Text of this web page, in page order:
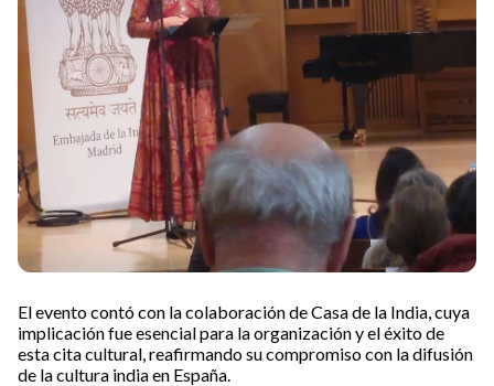
El evento contó con la colaboración de Casa de la India, cuya
implicación fue esencial para la organización y el éxito de
esta cita cultural, reafirmando su compromiso con la difusión
de la cultura india en España.